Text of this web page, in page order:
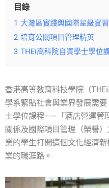
目錄
1 大灣區實踐與國際星級實習
2 培育公關項目管理精英
3 THEi高科院自資學士學位
香港高等教育科技學院（
學系緊貼社會與業界發展需
士學位課程——「酒店營運管
關係及國際項目管理（榮譽
業的學生打開這個文化經濟
業的職涯路。